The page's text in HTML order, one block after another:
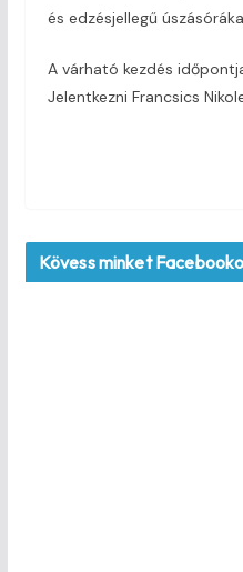
és edzésjellegű
A várható kezdés
Jelentkezni Francsics
Kövess minket